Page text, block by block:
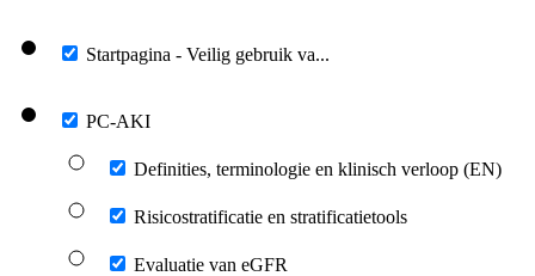
Startpagina - Veilig gebruik va...
PC-AKI
Definities, terminologie en klinisch verloop (EN)
Risicostratificatie en stratificatietools
Evaluatie van eGFR